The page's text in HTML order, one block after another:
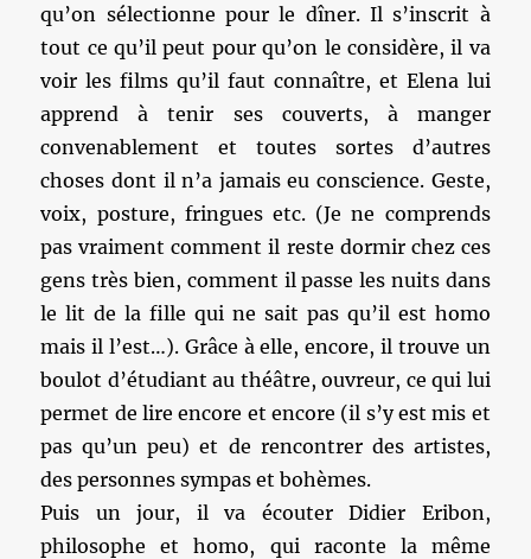
qu’on sélectionne pour le dîner. Il s’inscrit à
tout ce qu’il peut pour qu’on le considère, il va
voir les films qu’il faut connaître, et Elena lui
apprend à tenir ses couverts, à manger
convenablement et toutes sortes d’autres
choses dont il n’a jamais eu conscience. Geste,
voix, posture, fringues etc. (Je ne comprends
pas vraiment comment il reste dormir chez ces
gens très bien, comment il passe les nuits dans
le lit de la fille qui ne sait pas qu’il est homo
mais il l’est…). Grâce à elle, encore, il trouve un
boulot d’étudiant au théâtre, ouvreur, ce qui lui
permet de lire encore et encore (il s’y est mis et
pas qu’un peu) et de rencontrer des artistes,
des personnes sympas et bohèmes.
Puis un jour, il va écouter Didier Eribon,
philosophe et homo, qui raconte la même